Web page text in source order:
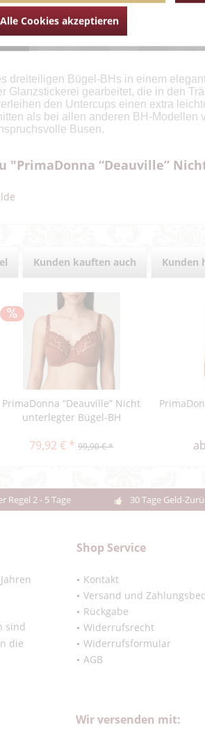
0
dreiteiligen Bügel-BHs in einem
Glanzstickerei gearbeitet, die in den
den Untercups einen extra
als bei allen anderen BH-Modellen
Busen.
"PrimaDonna “Deauville”
Kunden kauften auch Kunden
PrimaDonna “Deauville” Nicht
unterlegter Bügel-BH
79,92 € * 99,90 € *
Regel 2 - 5 Tage 30 Tage Geld-
sind
die
Shop Service
Kontakt
Versand und
Rückgabe
Widerrufsrecht
Widerrufsformular
AGB
Wir versenden mit:
Alle Cookies akzeptieren